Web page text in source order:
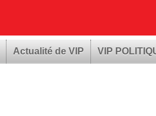
Actualité de VIP VIP